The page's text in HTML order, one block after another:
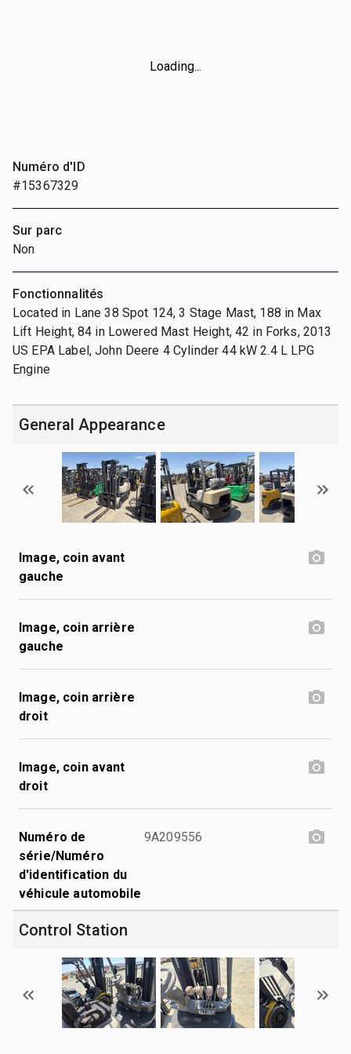
Loading...
Numéro d'ID
#15367329
Sur parc
Non
Fonctionnalités
Located in Lane 38 Spot 124, 3 Stage Mast, 188 in Max
Lift Height, 84 in Lowered Mast Height, 42 in Forks, 2013
US EPA Label, John Deere 4 Cylinder 44 kW 2.4 L LPG
Engine
General Appearance
Image, coin avant
gauche
Image, coin arrière
gauche
Image, coin arrière
droit
Image, coin avant
droit
Numéro de
série/Numéro
d'identification du
véhicule automobile
9A209556
Control Station